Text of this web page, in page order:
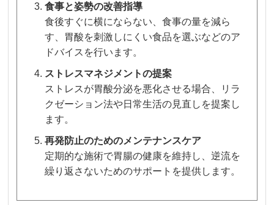
食事と姿勢の改善指導
食後すぐに横にならない、食事の量を減ら
す、胃酸を刺激しにくい食品を選ぶなどのア
ドバイスを行います。
ストレスマネジメントの提案
ストレスが胃酸分泌を悪化させる場合、リラ
クゼーション法や日常生活の見直しを提案し
ます。
再発防止のためのメンテナンスケア
定期的な施術で胃腸の健康を維持し、逆流を
繰り返さないためのサポートを提供します。